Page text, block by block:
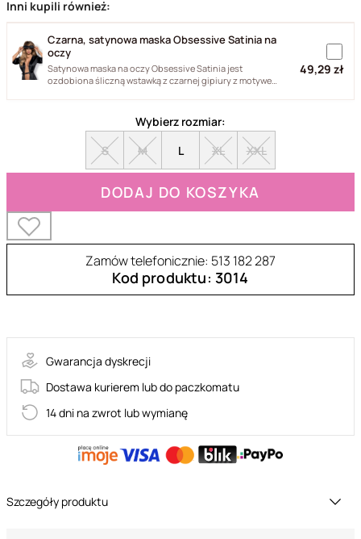
Inni kupili również:
Czarna, satynowa maska Obsessive Satinia na
oczy
Satynowa maska na oczy Obsessive Satinia jest
ozdobiona śliczną wstawką z czarnej gipiury z motywem
49,29 zł
Wybierz rozmiar:
S
M L XL XXL
DODAJ DO KOSZYKA
Zamów telefonicznie: 513 182 287
Kod produktu: 3014
Gwarancja dyskrecji
Dostawa kurierem lub do paczkomatu
14 dni na zwrot lub wymianę
Szczegóły produktu